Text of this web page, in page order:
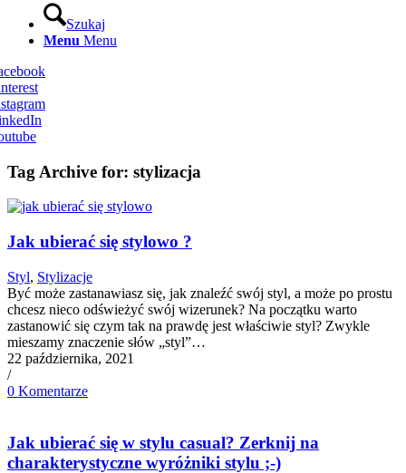
Szukaj
Menu Menu
Tag Archive for: stylizacja
Jak ubierać się stylowo ?
Styl, Stylizacje
Być może zastanawiasz się, jak znaleźć swój styl, a może po prostu
chcesz nieco odświeżyć swój wizerunek? Na początku warto
zastanowić się czym tak na prawdę jest właściwie styl? Zwykle
mieszamy znaczenie słów „styl”…
22 października, 2021
/
0 Komentarze
Jak ubierać się w stylu casual? Zerknij na
charakterystyczne wyróżniki stylu ;-)